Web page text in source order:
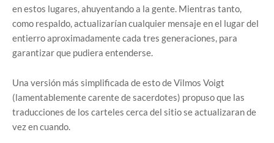
en estos lugares, ahuyentando a la gente. Mientras tanto,
como respaldo, actualizarían cualquier mensaje en el lugar del
entierro aproximadamente cada tres generaciones, para
garantizar que pudiera entenderse.
Una versión más simplificada de esto de Vilmos Voigt
(lamentablemente carente de sacerdotes) propuso que las
traducciones de los carteles cerca del sitio se actualizaran de
vez en cuando.